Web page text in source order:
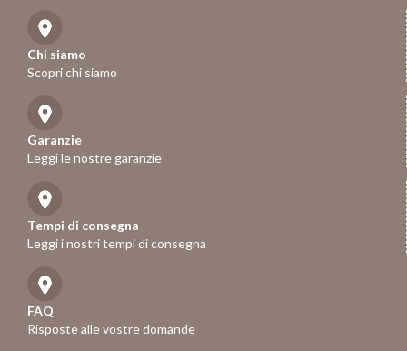
Chi siamo
Scopri chi siamo
Garanzie
Leggi le nostre garanzie
Tempi di consegna
Leggi i nostri tempi di consegna
FAQ
Risposte alle vostre domande